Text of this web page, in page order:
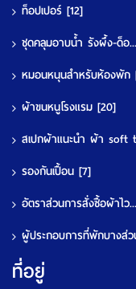
ท็อปเปอร์ [12]
ชุดคลุมอาบน้ำ รังผึ้ง-ด็อ...
หมอนหนุนสำหรับห้องพัก
ผ้าขนหนูโรงแรม [20]
สเปกผ้าแนะนำ ผ้า soft
รองกันเปื้อน [7]
อัตราส่วนการสั่งซื้อผ้าไว...
ผู้ประกอบการที่พักบางส่ว
ที่อยู่